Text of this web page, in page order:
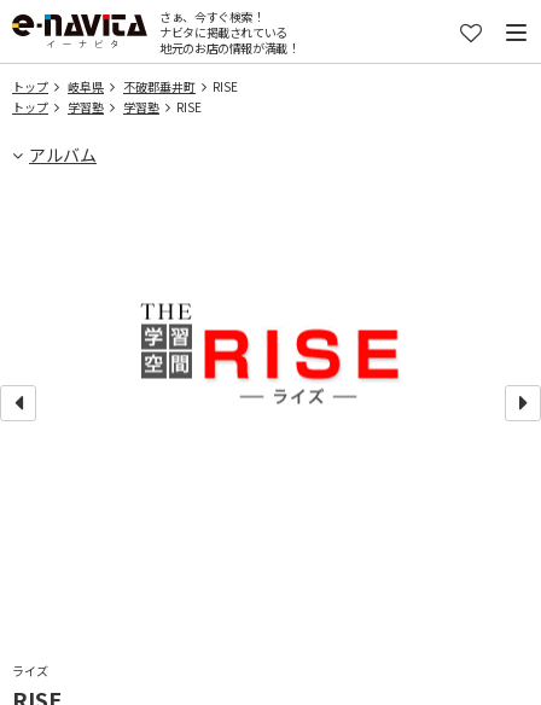
さぁ、今すぐ検索！
ナビタに掲載されている
地元のお店の情報が満載！
トップ 岐阜県 不破郡垂井町
RISE
トップ
学習塾 学習塾 RISE
アルバム
ライズ